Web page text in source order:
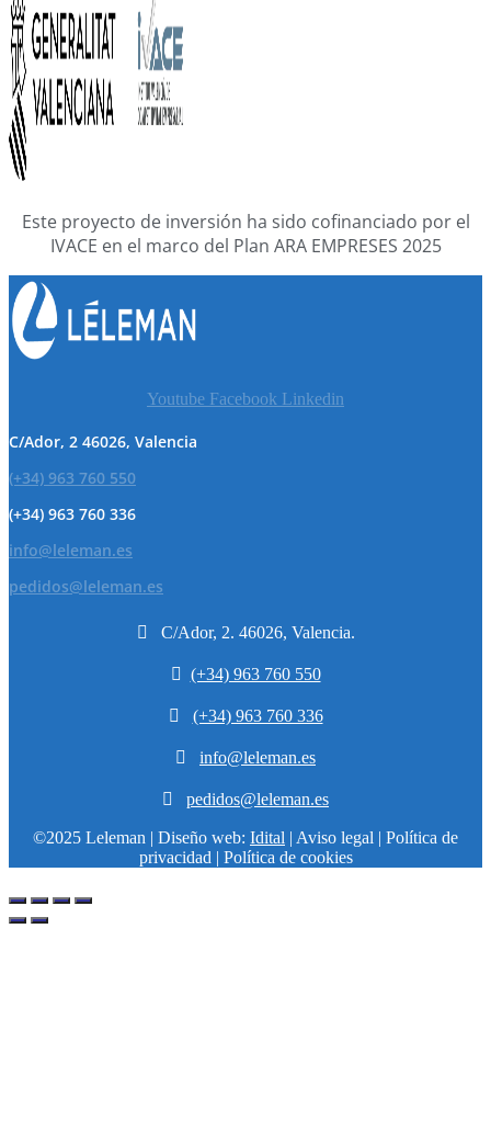
Este proyecto de inversión ha sido cofinanciado por el
IVACE en el marco del Plan ARA EMPRESES 2025
Youtube Facebook Linkedin
C/Ador, 2 46026, Valencia
(+34) 963 760 550
(+34) 963 760 336
info@leleman.es
pedidos@leleman.es
 C/Ador, 2. 46026, Valencia.
 (+34) 963 760 550
 (+34) 963 760 336
 info@leleman.es
 pedidos@leleman.es
©2025 Leleman | Diseño web: Idital | Aviso legal | Política de
privacidad | Política de cookies